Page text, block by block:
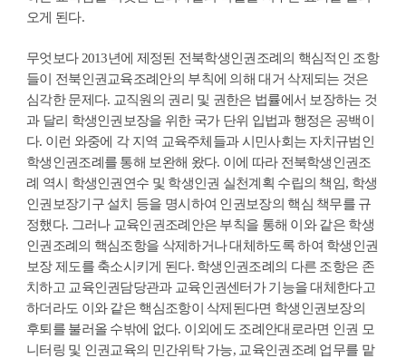
오게 된다.
무엇보다 2013년에 제정된 전북학생인권조례의 핵심적인 조항
들이 전북인권교육조례안의 부칙에 의해 대거 삭제되는 것은
심각한 문제다. 교직원의 권리 및 권한은 법률에서 보장하는 것
과 달리 학생인권보장을 위한 국가 단위 입법과 행정은 공백이
다. 이런 와중에 각 지역 교육주체들과 시민사회는 자치규범인
학생인권조례를 통해 보완해 왔다. 이에 따라 전북학생인권조
례 역시 학생인권연수 및 학생인권 실천계획 수립의 책임, 학생
인권보장기구 설치 등을 명시하여 인권보장의 핵심 책무를 규
정했다. 그러나 교육인권조례안은 부칙을 통해 이와 같은 학생
인권조례의 핵심조항을 삭제하거나 대체하도록 하여 학생인권
보장 제도를 축소시키게 된다. 학생인권조례의 다른 조항은 존
치하고 교육인권담당관과 교육인권센터가 기능을 대체한다고
하더라도 이와 같은 핵심조항이 삭제된다면 학생인권보장의
후퇴를 불러올 수밖에 없다. 이외에도 조례안대로라면 인권 모
니터링 및 인권교육의 민간위탁 가능, 교육인권조례 업무를 맡